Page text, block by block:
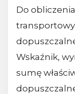
Do
Wskaźnik,
sumę